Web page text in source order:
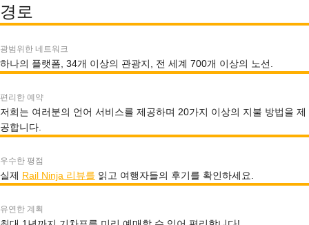
경로
광범위한 네트워크
하나의 플랫폼, 34개 이상의 관광지, 전 세계 700개 이상의 노선.
편리한 예약
저희는 여러분의 언어 서비스를 제공하며 20가지 이상의 지불 방법을 제
공합니다.
우수한 평점
실제 Rail Ninja 리뷰를 읽고 여행자들의 후기를 확인하세요.
유연한 계획